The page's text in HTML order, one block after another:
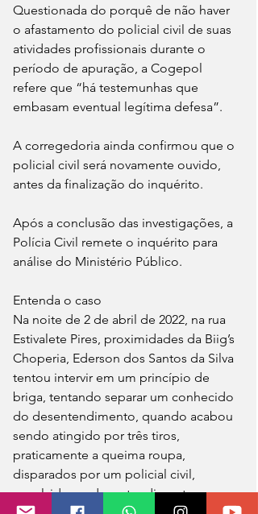
Questionada do porquê de não haver
o afastamento do policial civil de suas
atividades profissionais durante o
período de apuração, a Cogepol
refere que “há testemunhas que
embasam eventual legítima defesa”.
A corregedoria ainda confirmou que o
policial civil será novamente ouvido,
antes da finalização do inquérito.
Após a conclusão das investigações, a
Polícia Civil remete o inquérito para
análise do Ministério Público.
Entenda o caso
Na noite de 2 de abril de 2022, na rua
Estivalete Pires, proximidades da Biig’s
Choperia, Ederson dos Santos da Silva
tentou intervir em um princípio de
briga, tentando separar um conhecido
do desentendimento, quando acabou
sendo atingido por três tiros,
praticamente a queima roupa,
disparados por um policial civil,
envolvido no desentendimento.